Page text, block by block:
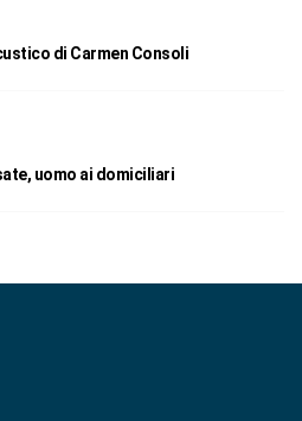
di Carmen Consoli
uomo ai domiciliari